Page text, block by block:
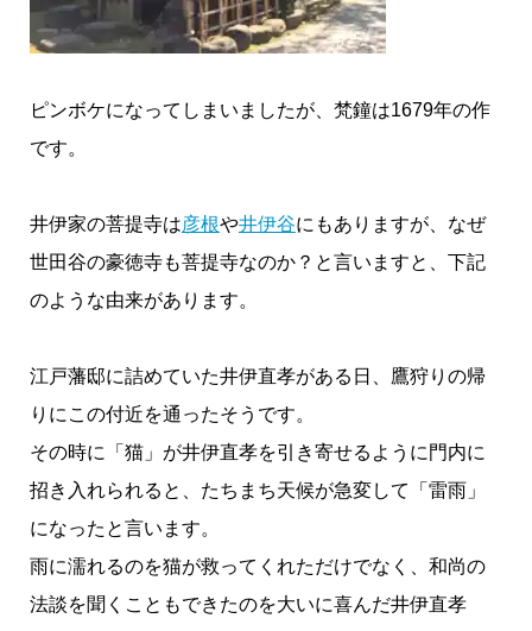
ピンボケになってしまいましたが、梵鐘は1679年の作
です。
井伊家の菩提寺は彦根や井伊谷にもありますが、なぜ
世田谷の豪徳寺も菩提寺なのか？と言いますと、下記
のような由来があります。
江戸藩邸に詰めていた井伊直孝がある日、鷹狩りの帰
りにこの付近を通ったそうです。
その時に「猫」が井伊直孝を引き寄せるように門内に
招き入れられると、たちまち天候が急変して「雷雨」
になったと言います。
雨に濡れるのを猫が救ってくれただけでなく、和尚の
法談を聞くこともできたのを大いに喜んだ井伊直孝